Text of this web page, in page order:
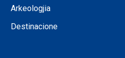
Arkeologjia
Destinacione